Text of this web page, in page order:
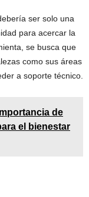
ser solo una
para acercar la
se busca que
como sus áreas
a soporte técnico.
de
el bienestar